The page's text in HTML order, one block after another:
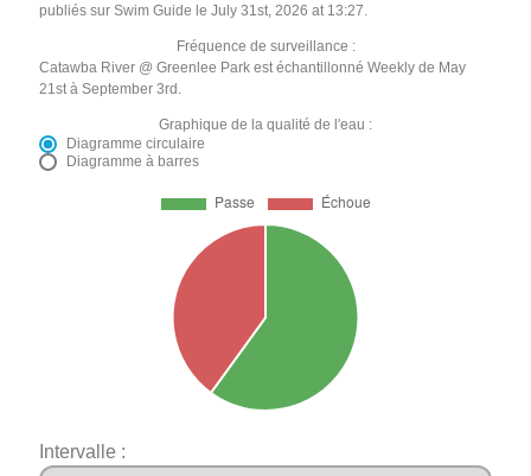
publiés sur Swim Guide le July 31st, 2026 at 13:27.
Fréquence de surveillance :
Catawba River @ Greenlee Park est échantillonné Weekly de May
21st à September 3rd.
Graphique de la qualité de l'eau :
Diagramme circulaire
Diagramme à barres
Intervalle :